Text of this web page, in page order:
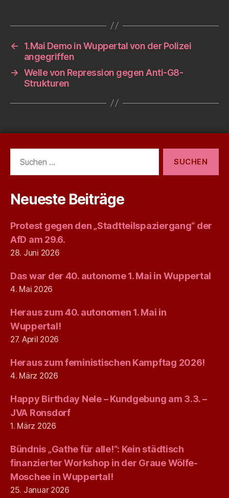
←
1.Mai Demo in Wuppertal von der Polizei
angegriffen
→ Welle von Repression gegen Anti-G8-
Strukturen
nach:
Neueste Beiträge
Protest gegen den „Stadtteilspaziergang“ der
AfD am 29.6.
28. Juni 2026
Das war der 40. autonome 1. Mai in Wuppertal
4. Mai 2026
Heraus zum 40. autonomen 1. Mai in
Wuppertal!
27. April 2026
Heraus zum feministischen Kampftag 2026!
4. März 2026
Happy Birthday Nele – Kundgebung am 3.3. –
JVA Ronsdorf
1. März 2026
Bündnis „Gathe für alle!“: Kein städtisch
finanzierter Workshop in der Graue Wölfe-
Moschee in Wuppertal!
25. Januar 2026